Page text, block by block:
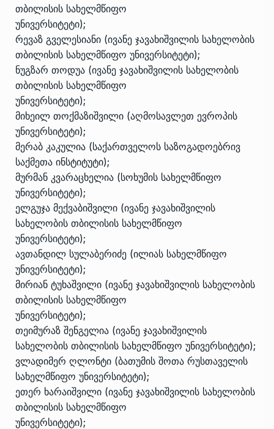
თბილისის სახელმწიფო
უნივერსიტეტი);
რევაზ გველესიანი (ივანე ჯავახიშვილის სახელობის
თბილისის სახელმწიფო უნივერსიტეტი);
ნუგზარ თოდუა (ივანე ჯავახიშვილის სახელობის
თბილისის სახელმწიფო
უნივერსიტეტი);
მიხეილ თოქმაზიშვილი (აღმოსავლეთ ევროპის
უნივერსიტეტი);
მერაბ კაკულია (საქართველოს საზოგადოებრივ
საქმეთა ინსტიტუტი);
მურმან კვარაცხელია (სოხუმის სახელმწიფო
უნივერსიტეტი);
ელგუჯა მექვაბიშვილი (ივანე ჯავახიშვილის
სახელობის თბილისის სახელმწიფო
უნივერსიტეტი);
ავთანდილ სულაბერიძე (ილიას სახელმწიფო
უნივერსიტეტი);
მირიან ტუხაშვილი (ივანე ჯავახიშვილის სახელობის
თბილისის სახელმწიფო
უნივერსიტეტი);
თეიმურაზ შენგელია (ივანე ჯავახიშვილის
სახელობის თბილისის სახელმწიფო უნივერსიტეტი);
ვლადიმერ ღლონტი (ბათუმის შოთა რუსთაველის
სახელმწიფო უნივერსიტეტი);
ეთერ ხარაიშვილი (ივანე ჯავახიშვილის სახელობის
თბილისის სახელმწიფო
უნივერსიტეტი);